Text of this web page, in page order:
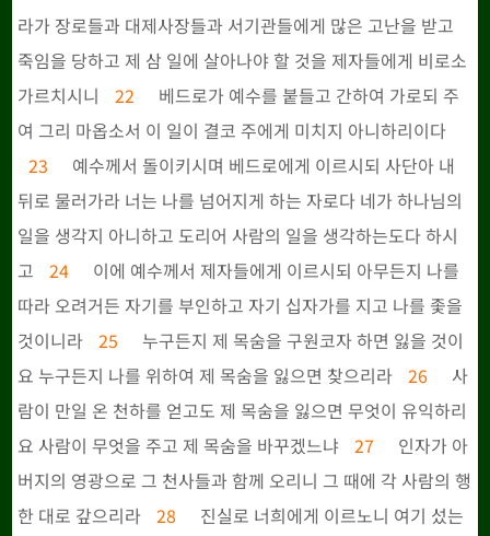
라가 장로들과 대제사장들과 서기관들에게 많은 고난을 받고
죽임을 당하고 제 삼 일에 살아나야 할 것을 제자들에게 비로소
가르치시니
22
베드로가 예수를 붙들고 간하여 가로되 주
여 그리 마옵소서 이 일이 결코 주에게 미치지 아니하리이다
23
예수께서 돌이키시며 베드로에게 이르시되 사단아 내
뒤로 물러가라 너는 나를 넘어지게 하는 자로다 네가 하나님의
일을 생각지 아니하고 도리어 사람의 일을 생각하는도다 하시
고
24
이에 예수께서 제자들에게 이르시되 아무든지 나를
따라 오려거든 자기를 부인하고 자기 십자가를 지고 나를 좇을
것이니라 25
누구든지 제 목숨을 구원코자 하면 잃을 것이
요 누구든지 나를 위하여 제 목숨을 잃으면 찾으리라 26
사
람이 만일 온 천하를 얻고도 제 목숨을 잃으면 무엇이 유익하리
요 사람이 무엇을 주고 제 목숨을 바꾸겠느냐
27
인자가 아
버지의 영광으로 그 천사들과 함께 오리니 그 때에 각 사람의 행
한 대로 갚으리라 28
진실로 너희에게 이르노니 여기 섰는